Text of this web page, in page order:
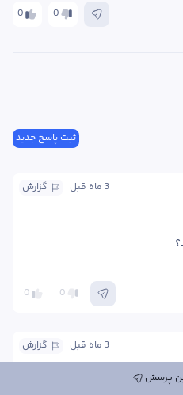
0 0
ثبت پاسخ جدید
گزارش 3 ماه قبل
0 0
گزارش 3 ماه قبل
پرسش